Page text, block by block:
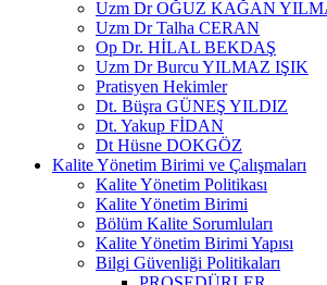
Uzm Dr OĞUZ KAĞAN
Uzm Dr Talha CERAN
Op Dr. HİLAL BEKDAŞ
Uzm Dr Burcu YILMAZ IŞIK
Pratisyen Hekimler
Dt. Büşra GÜNEŞ YILDIZ
Dt. Yakup FİDAN
Dt Hüsne DOKGÖZ
Kalite Yönetim Birimi ve Çalışmaları
Kalite Yönetim Politikası
Kalite Yönetim Birimi
Bölüm Kalite Sorumluları
Kalite Yönetim Birimi Yapısı
Bilgi Güvenliği Politikaları